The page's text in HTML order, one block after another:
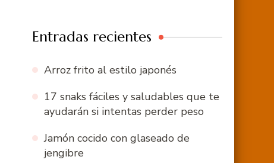
Entradas recientes
Arroz frito al estilo japonés
17 snaks fáciles y saludables que te
ayudarán si intentas perder peso
Jamón cocido con glaseado de
jengibre